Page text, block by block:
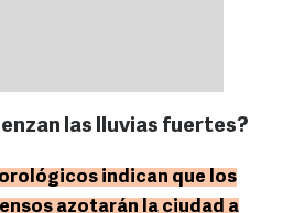
las lluvias fuertes?
indican que los
azotarán la ciudad a